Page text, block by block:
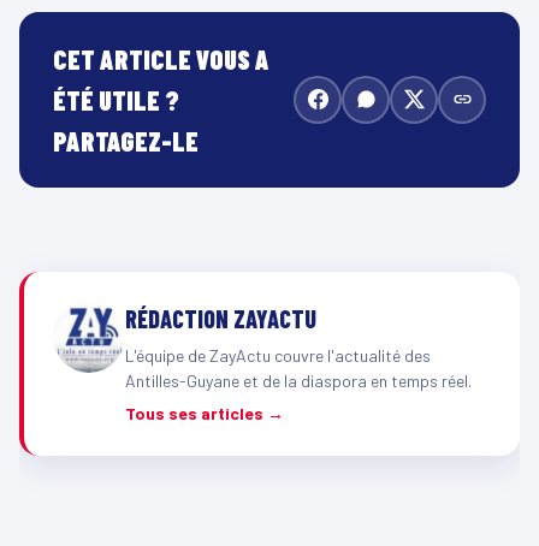
CET ARTICLE VOUS A
ÉTÉ UTILE ?
PARTAGEZ-LE
RÉDACTION ZAYACTU
L'équipe de ZayActu couvre l'actualité des
Antilles-Guyane et de la diaspora en temps réel.
Tous ses articles →